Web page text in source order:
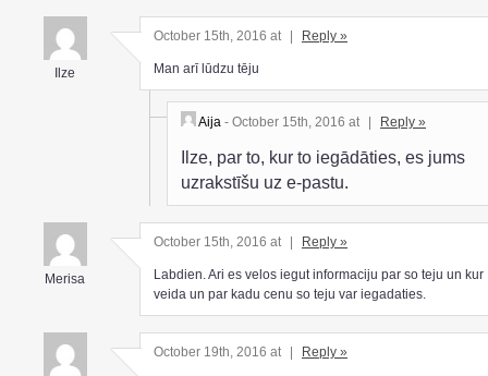
Ilze
October 15th, 2016 at Reply »
Man arī lūdzu tēju
Aija - October 15th, 2016 at | Reply »
Ilze, par to, kur to iegādāties, es jums
uzrakstīšu uz e-pastu.
Merisa
October 15th, 2016 at Reply »
Labdien. Ari es velos iegut informaciju par so teju un kur
veida un par kadu cenu so teju var iegadaties.
October 19th, 2016 at Reply »